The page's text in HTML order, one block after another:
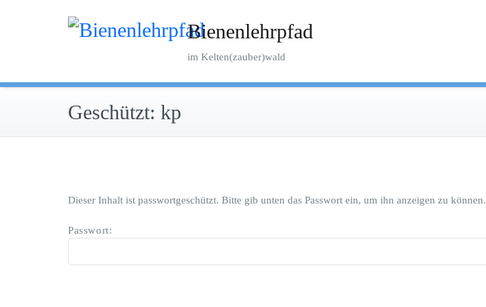
Bienenlehrpfad
im Kelten(zauber)wald
Geschützt: kp
Dieser Inhalt ist passwortgeschützt. Bitte gib unten das Passwort ein, um ihn anzeigen zu können.
Passwort: